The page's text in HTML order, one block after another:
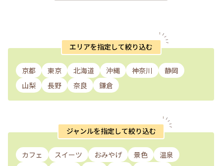
エリアを指定して絞り込む
京都 東京 北海道 沖縄 神奈川
静岡
山梨
長野 奈良 鎌倉
ジャンルを指定して絞り込む
カフェ スイーツ おみやげ 景色
温泉